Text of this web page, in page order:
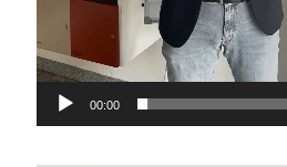
00:00